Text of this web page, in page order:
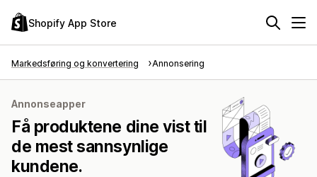
Shopify App Store
Markedsføring og konvertering Annonsering
Annonseapper
Få produktene dine vist til
de mest sannsynlige
kundene.